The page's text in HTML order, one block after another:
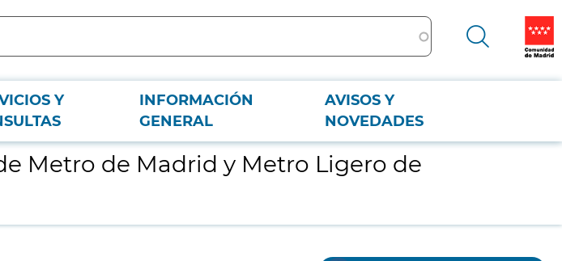
Y
INFORMACIÓN
GENERAL
AVISOS Y
NOVEDADES
Metro de Madrid y Metro Ligero de